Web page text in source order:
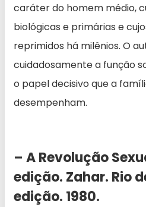
caráter do homem médio,
biológicas e primárias e
reprimidos há milênios. O
cuidadosamente a função
o papel decisivo que a
desempenham.
– A Revolução
edição. Zahar. Rio
edição. 1980.